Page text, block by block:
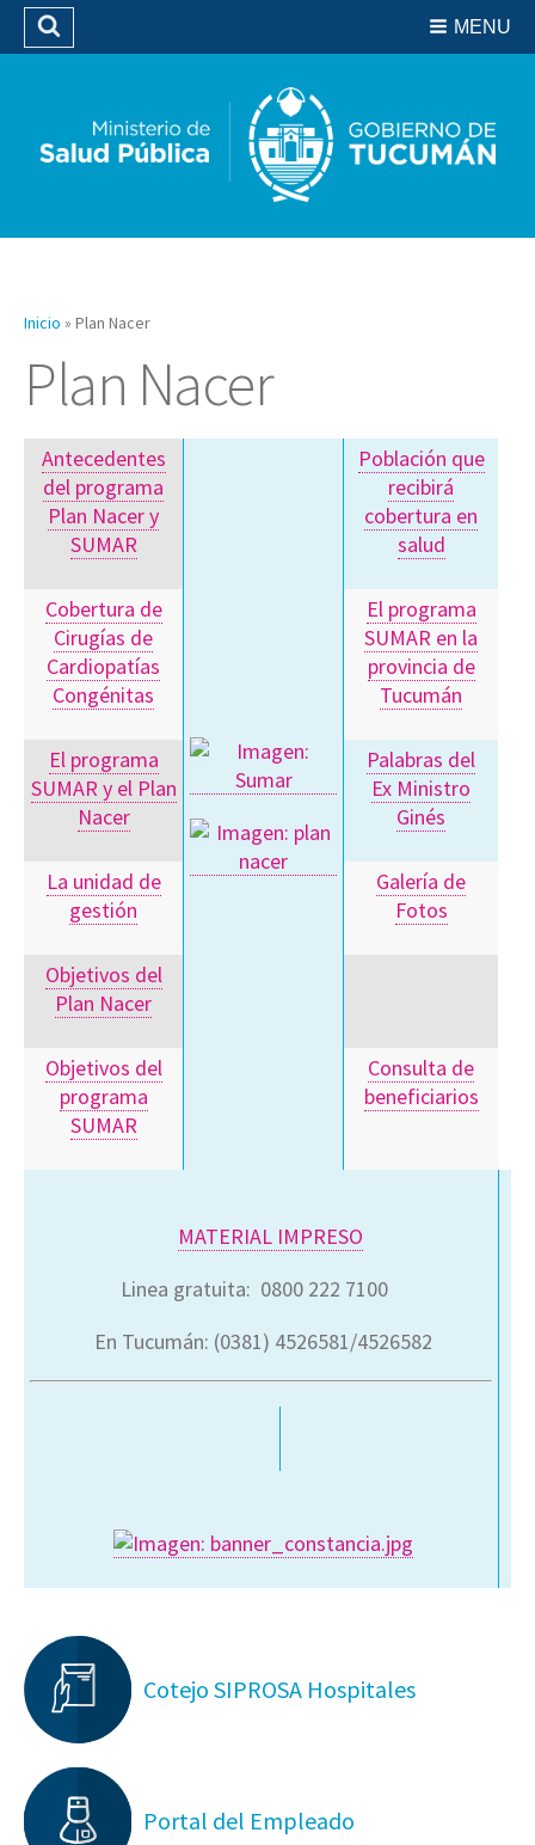
Biblioteca
MENU
Buscar
Inicio » Plan Nacer
Plan Nacer
Antecedentes
del programa
Plan Nacer y
SUMAR
Población que
recibirá
cobertura en
salud
Cobertura de
Cirugías de
Cardiopatías
Congénitas
El programa
SUMAR en la
provincia de
Tucumán
El programa
SUMAR y el Plan
Nacer
Palabras del
Ex Ministro
Ginés
La unidad de
gestión
Galería de
Fotos
Objetivos del
Plan Nacer
Objetivos del
programa
SUMAR
Consulta de
beneficiarios
MATERIAL IMPRESO
Linea gratuita: 0800 222 7100
En Tucumán: (0381) 4526581/4526582
Cotejo SIPROSA Hospitales
Portal del Empleado